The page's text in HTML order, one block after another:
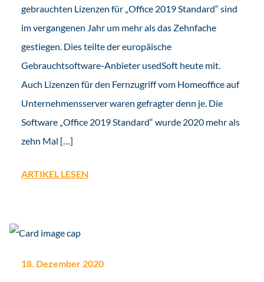
gebrauchten Lizenzen für „Office 2019 Standard“ sind
im vergangenen Jahr um mehr als das Zehnfache
gestiegen. Dies teilte der europäische
Gebrauchtsoftware-Anbieter usedSoft heute mit.
Auch Lizenzen für den Fernzugriff vom Homeoffice auf
Unternehmensserver waren gefragter denn je. Die
Software „Office 2019 Standard“ wurde 2020 mehr als
zehn Mal […]
ARTIKEL LESEN
18. Dezember 2020